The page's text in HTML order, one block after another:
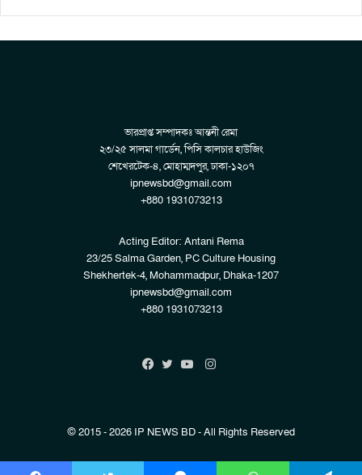
ভারপ্রাপ্ত সম্পাদকঃ আন্তনী রেমা
২৩/২৫ সালমা গার্ডেন, পিসি কালচার হাউজিং
শেখেরটেক-৪, মোহাম্মদপুর, ঢাকা-১২০৭
ipnewsbd@gmail.com
+880 1931073213
Acting Editor: Antani Rema
23/25 Salma Garden, PC Culture Housing
Shekhertek-4, Mohammadpur, Dhaka-1207
ipnewsbd@gmail.com
+880 1931073213
Instagram
© 2015 - 2026 IP NEWS BD - All Rights Reserved